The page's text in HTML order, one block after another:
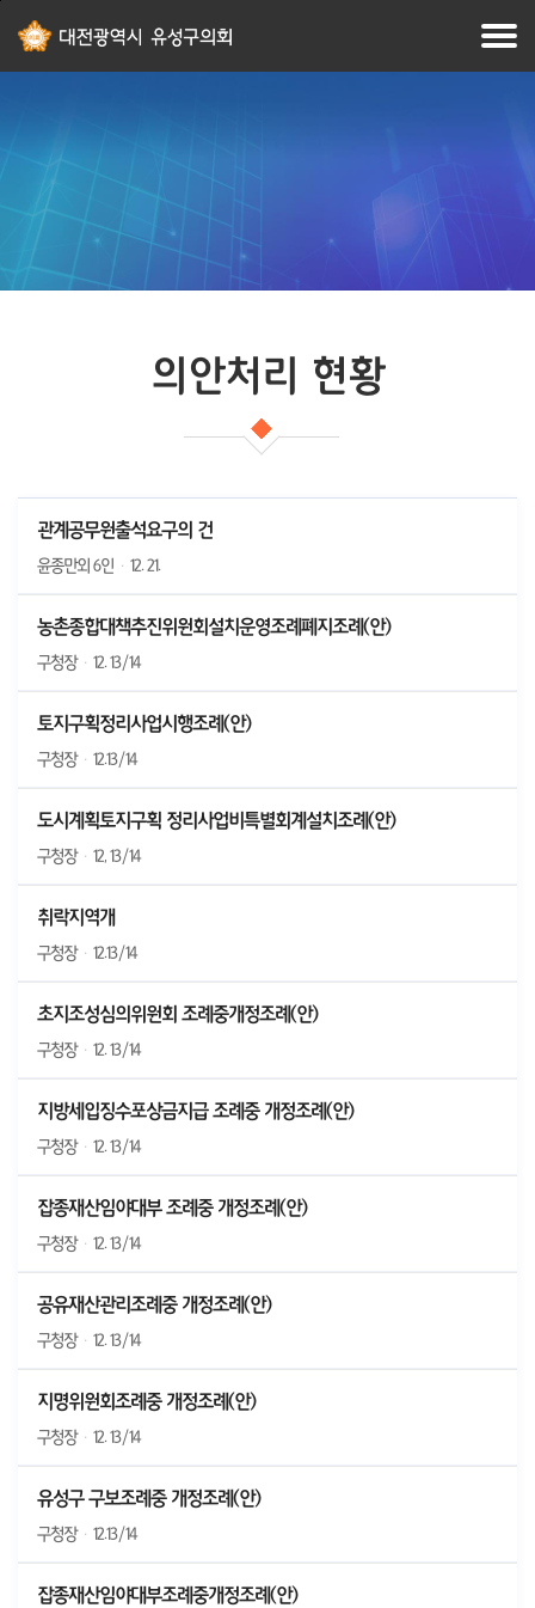
바로가기
바로가기
의안처리 현황
관계공무원출석요구의 건
윤종만외 6인 · 12. 21.
농촌종합대책추진위원회설치운영조례폐지조례(안)
구청장 · 12. 13/14
토지구획정리사업시행조례(안)
구청장 · 12.13/14
도시계획토지구획 정리사업비특별회계설치조례(안)
구청장 · 12, 13/14
취락지역개
구청장 · 12.13/14
초지조성심의위원회 조례중개정조례(안)
구청장 · 12. 13/14
지방세입징수포상금지급 조례중 개정조례(안)
구청장 · 12. 13/14
잡종재산임야대부 조례중 개정조례(안)
구청장 · 12. 13/14
공유재산관리조례중 개정조례(안)
구청장 · 12. 13/14
지명위원회조례중 개정조례(안)
구청장 · 12. 13/14
유성구 구보조례중 개정조례(안)
구청장 · 12.13/14
잡종재산임야대부조례중개정조례(안)